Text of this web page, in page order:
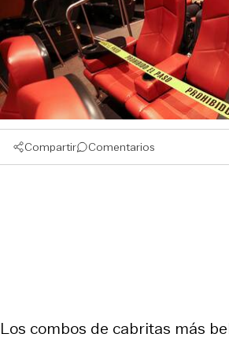
Compartir Comentarios
Los combos de cabritas más